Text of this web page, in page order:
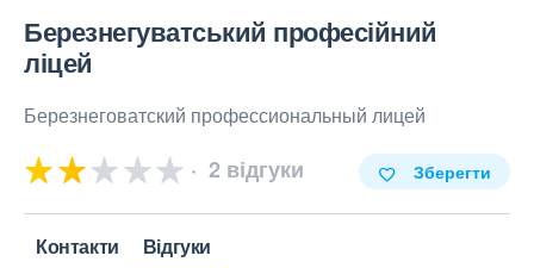
Березнегуватський професійний
ліцей
Березнеговатский профессиональный лицей
2 відгуки Зберегти
Контакти Відгуки